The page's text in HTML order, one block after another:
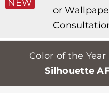
가게
Professionals
Stores
NEW
or
Color of the Year
Silhouette